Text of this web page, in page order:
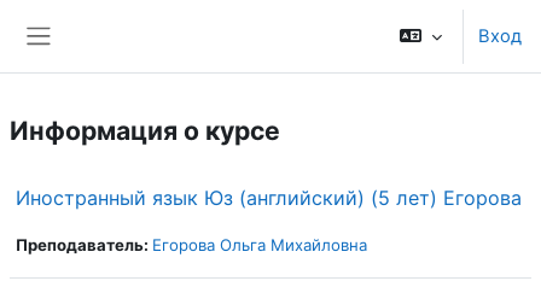
Вход
Информация о курсе
Иностранный язык Юз (английский) (5 лет) Егорова
Преподаватель: Егорова Ольга Михайловна